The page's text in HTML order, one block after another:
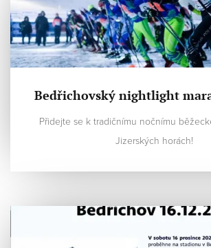
Bedřichovský nightlight
Přidejte se k tradičnímu nočnímu
Jizerských horách!